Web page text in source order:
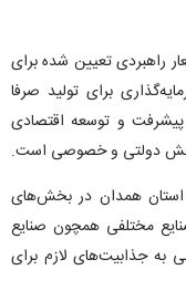
راهبردی تعیین شده برای
برای تولید صرفا
و توسعه اقتصادی
بخش دولتی و خصوصی است.
استان همدان در بخش‌های
مختلفی همچون صنایع
به جذابیت‌های لازم برای